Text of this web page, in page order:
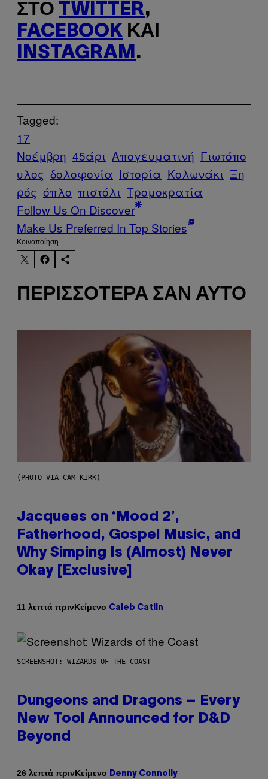
ΣΤΟ TWITTER,
FACEBOOK ΚΑΙ
INSTAGRAM .
Tagged:
17
Νοέμβρη 45άρι Απογευματινή Γιωτόπο
υλος δολοφονία Ιστορία Κολωνάκι Ξη
ρός όπλο πιστόλι Τρομοκρατία
Follow Us On Discover
Make Us Preferred In Top Stories
Kοινοποίηση
ΠΕΡΙΣΣΌΤΕΡΑ ΣΑΝ ΑΥΤΌ
(PHOTO VIA CAM KIRK)
Jacquees on ‘Mood 2’,
Fatherhood, Gospel Music, and
Why Simping Is (Almost) Never
Okay [Exclusive]
11 λεπτά πρινΚείμενο Caleb Catlin
SCREENSHOT: WIZARDS OF THE COAST
Dungeons and Dragons – Every
New Tool Announced for D&D
Beyond
26 λεπτά πρινΚείμενο Denny Connolly